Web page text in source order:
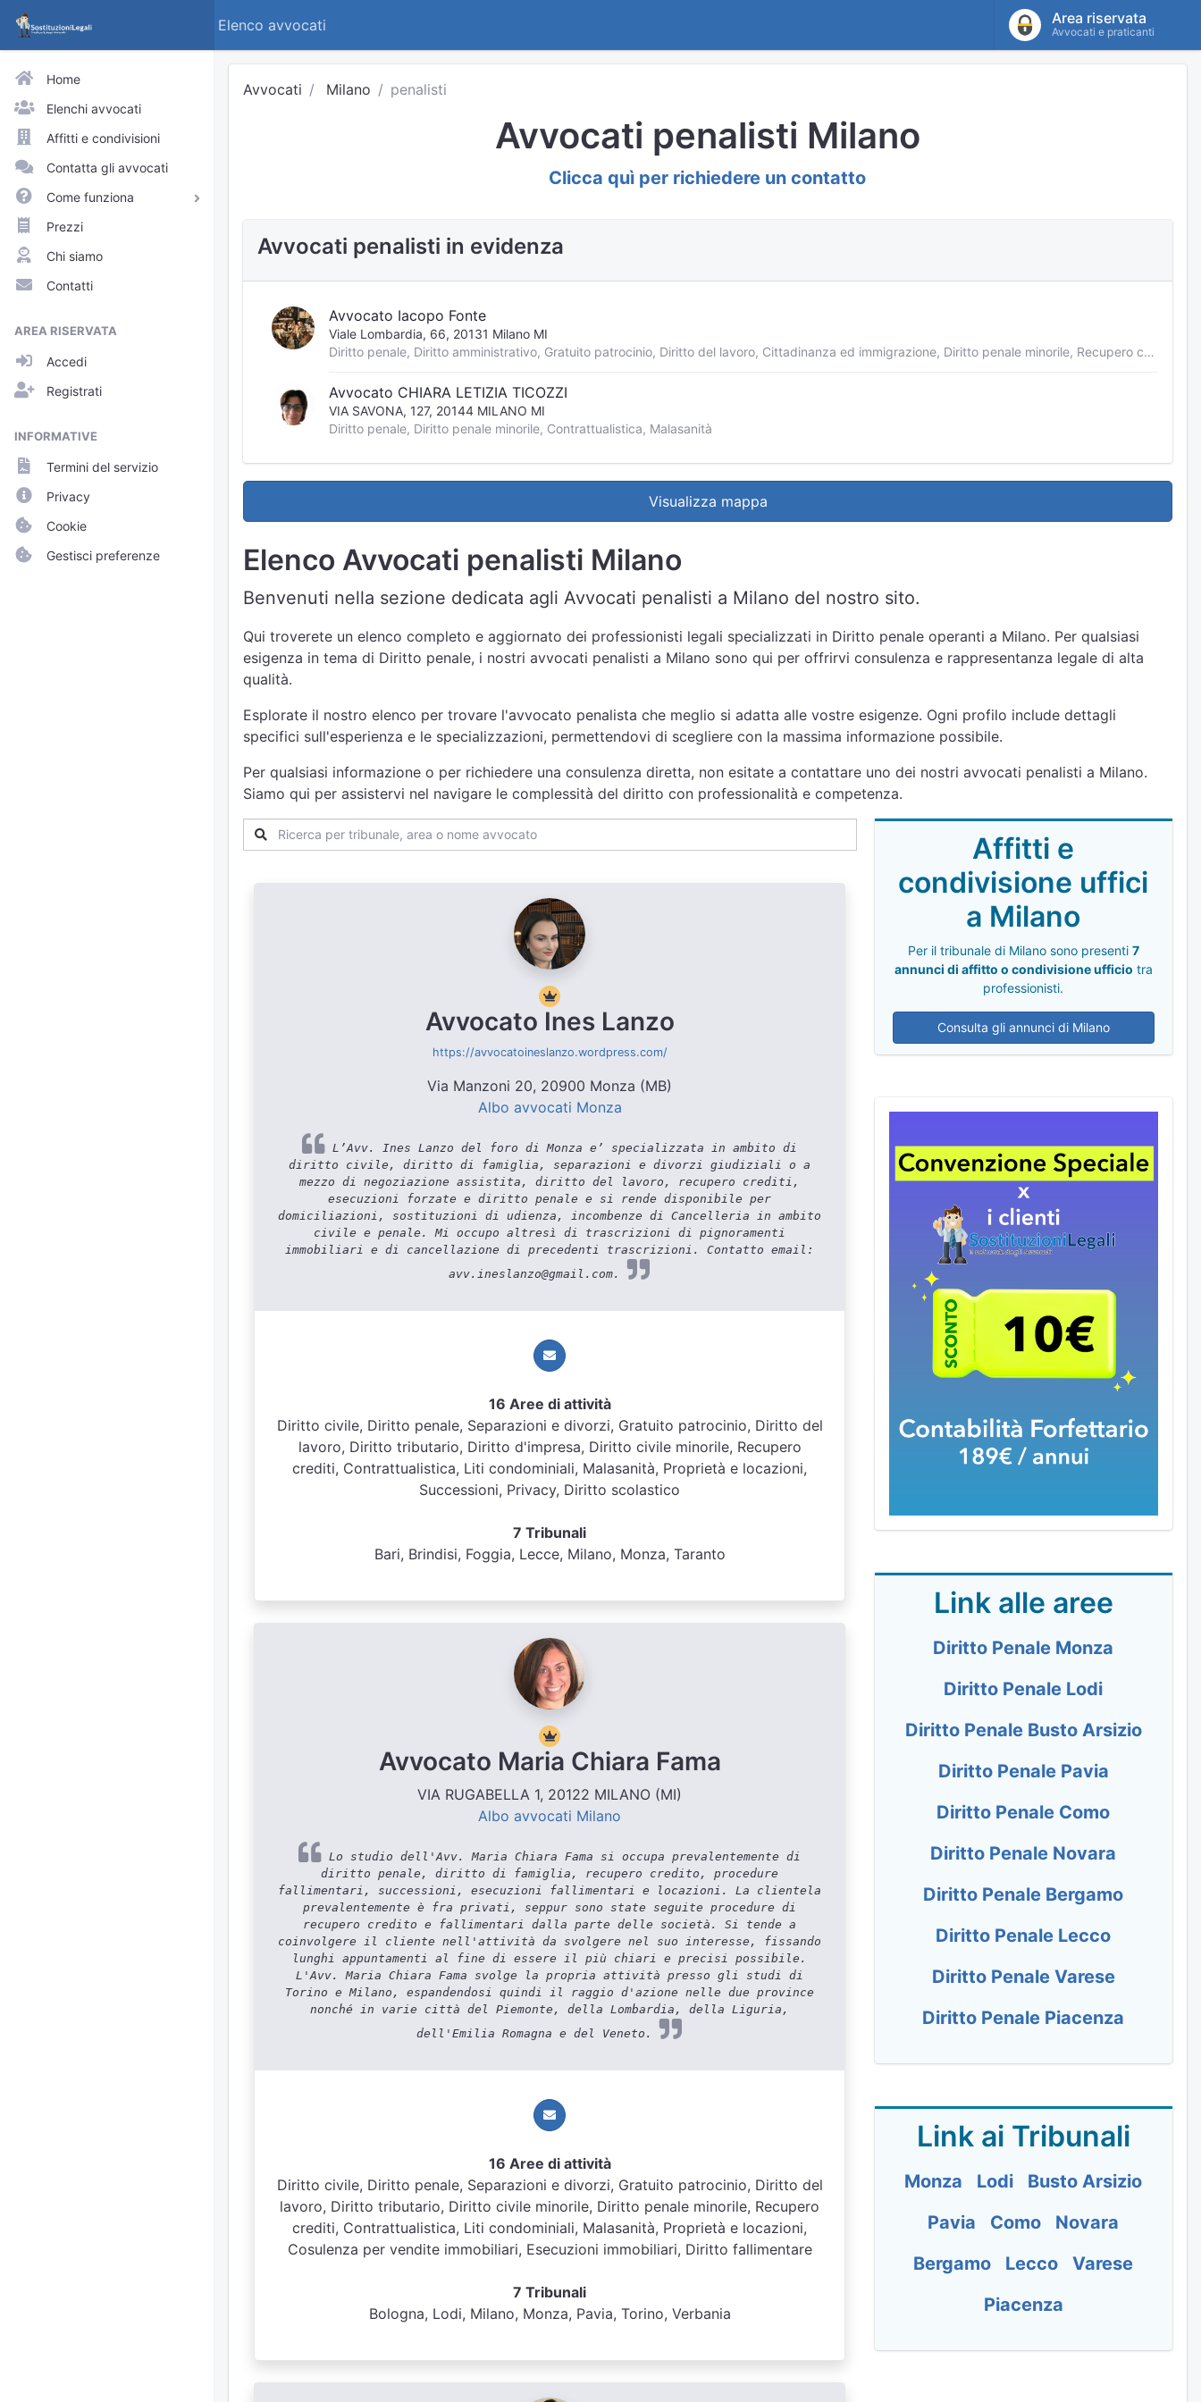
Elenco avvocati Area riservata
Avvocati e praticanti
Home
Elenchi avvocati
Affitti e condivisioni
Contatta gli avvocati
Come funziona
Avvocati e praticanti
Visitatori del sito
Approfondimenti
Profili pubblici
Richieste
Prezzi
Chi siamo
Contatti
AREA RISERVATA
Accedi
Registrati
INFORMATIVE
Termini del servizio
Privacy
Cookie
Gestisci preferenze
Avvocati Milano penalisti
Avvocati penalisti Milano
Clicca quì per richiedere un contatto
Avvocati penalisti in evidenza
Avvocato Iacopo Fonte
Viale Lombardia, 66, 20131 Milano MI
Diritto penale, Diritto amministrativo, Gratuito patrocinio, Diritto del lavoro, Cittadinanza ed immigrazione, Diritto penale minorile, Recupero crediti, Liti condominiali, Malasanità
Avvocato CHIARA LETIZIA TICOZZI
VIA SAVONA, 127, 20144 MILANO MI
Diritto penale, Diritto penale minorile, Contrattualistica, Malasanità
Visualizza mappa
Elenco Avvocati penalisti Milano
Benvenuti nella sezione dedicata agli Avvocati penalisti a Milano del nostro sito.
Qui troverete un elenco completo e aggiornato dei professionisti legali specializzati in Diritto penale operanti a Milano. Per qualsiasi
esigenza in tema di Diritto penale, i nostri avvocati penalisti a Milano sono qui per offrirvi consulenza e rappresentanza legale di alta
qualità.
Esplorate il nostro elenco per trovare l'avvocato penalista che meglio si adatta alle vostre esigenze. Ogni profilo include dettagli
specifici sull'esperienza e le specializzazioni, permettendovi di scegliere con la massima informazione possibile.
Per qualsiasi informazione o per richiedere una consulenza diretta, non esitate a contattare uno dei nostri avvocati penalisti a Milano.
Siamo qui per assistervi nel navigare le complessità del diritto con professionalità e competenza.
Avvocato Ines Lanzo
https://avvocatoineslanzo.wordpress.com/
Via Manzoni 20, 20900 Monza (MB)
Albo avvocati Monza
L’Avv. Ines Lanzo del foro di Monza e’ specializzata in ambito di
diritto civile, diritto di famiglia, separazioni e divorzi giudiziali o a
mezzo di negoziazione assistita, diritto del lavoro, recupero crediti,
esecuzioni forzate e diritto penale e si rende disponibile per
domiciliazioni, sostituzioni di udienza, incombenze di Cancelleria in ambito
civile e penale. Mi occupo altresì di trascrizioni di pignoramenti
immobiliari e di cancellazione di precedenti trascrizioni. Contatto email:
avv.ineslanzo@gmail.com.
16 Aree di attività
Diritto civile, Diritto penale, Separazioni e divorzi, Gratuito patrocinio, Diritto del
lavoro, Diritto tributario, Diritto d'impresa, Diritto civile minorile, Recupero
crediti, Contrattualistica, Liti condominiali, Malasanità, Proprietà e locazioni,
Successioni, Privacy, Diritto scolastico
7 Tribunali
Bari, Brindisi, Foggia, Lecce, Milano, Monza, Taranto
Avvocato Maria Chiara Fama
VIA RUGABELLA 1, 20122 MILANO (MI)
Albo avvocati Milano
Lo studio dell'Avv. Maria Chiara Fama si occupa prevalentemente di
diritto penale, diritto di famiglia, recupero credito, procedure
fallimentari, successioni, esecuzioni fallimentari e locazioni. La clientela
prevalentemente è fra privati, seppur sono state seguite procedure di
recupero credito e fallimentari dalla parte delle società. Si tende a
coinvolgere il cliente nell'attività da svolgere nel suo interesse, fissando
lunghi appuntamenti al fine di essere il più chiari e precisi possibile.
L'Avv. Maria Chiara Fama svolge la propria attività presso gli studi di
Torino e Milano, espandendosi quindi il raggio d'azione nelle due province
nonché in varie città del Piemonte, della Lombardia, della Liguria,
dell'Emilia Romagna e del Veneto.
16 Aree di attività
Diritto civile, Diritto penale, Separazioni e divorzi, Gratuito patrocinio, Diritto del
lavoro, Diritto tributario, Diritto civile minorile, Diritto penale minorile, Recupero
crediti, Contrattualistica, Liti condominiali, Malasanità, Proprietà e locazioni,
Cosulenza per vendite immobiliari, Esecuzioni immobiliari, Diritto fallimentare
7 Tribunali
Bologna, Lodi, Milano, Monza, Pavia, Torino, Verbania
Affitti e
condivisione uffici
a Milano
Per il tribunale di Milano sono presenti 7
annunci di affitto o condivisione ufficio tra
professionisti.
Consulta gli annunci di Milano
Link alle aree
Diritto Penale Monza
Diritto Penale Lodi
Diritto Penale Busto Arsizio
Diritto Penale Pavia
Diritto Penale Como
Diritto Penale Novara
Diritto Penale Bergamo
Diritto Penale Lecco
Diritto Penale Varese
Diritto Penale Piacenza
Link ai Tribunali
Monza Lodi
Busto Arsizio
Pavia
Como
Novara
Bergamo
Lecco
Varese
Piacenza